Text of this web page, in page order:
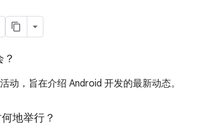
动，旨在介绍 Android 开发的最新动态。
地举行？